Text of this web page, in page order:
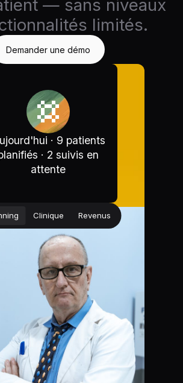
— sans niveaux
limités.
Demander une démo
Clinique Revenus
· 9 patients
· 2 suivis en
attente